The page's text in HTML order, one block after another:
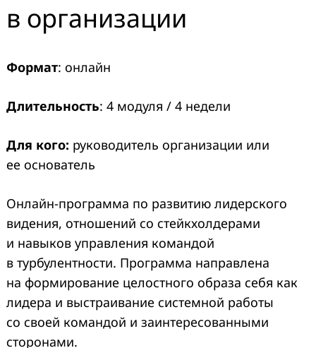
в организации
Формат: онлайн
Длительность: 4 модуля / 4 недели
Для кого: руководитель организации или
ее основатель
Онлайн-программа по развитию лидерского
видения, отношений со стейкхолдерами
и навыков управления командой
в турбулентности. Программа направлена
на формирование целостного образа себя как
лидера и выстраивание системной работы
со своей командой и заинтересованными
сторонами.